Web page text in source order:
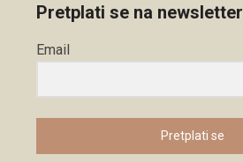
Pretplati se na newsletter
Email
Pretplati se